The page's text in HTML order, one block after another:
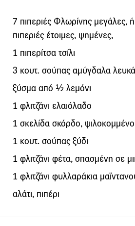
7 πιπεριές Φλωρίνης μεγάλες,
πιπεριές έτοιμες, ψημένες,
1 πιπερίτσα τσίλι
3 κουτ. σούπας αμύγδαλα
ξύσμα από ½ λεμόνι
1 φλιτζάνι ελαιόλαδο
1 σκελίδα σκόρδο, ψιλοκομμένο
1 κουτ. σούπας ξύδι
1 φλιτζάνι φέτα, σπασμένη σε
1 φλιτζάνι φυλλαράκια
αλάτι, πιπέρι